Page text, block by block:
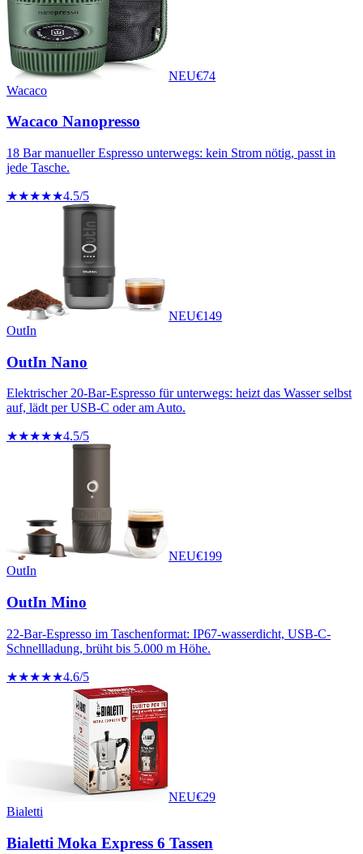
NEU€74
Wacaco
Wacaco Nanopresso
18 Bar manueller Espresso unterwegs: kein Strom nötig, passt in
jede Tasche.
★★★★★4.5/5
NEU€149
OutIn
OutIn Nano
Elektrischer 20-Bar-Espresso für unterwegs: heizt das Wasser selbst
auf, lädt per USB-C oder am Auto.
★★★★★4.5/5
NEU€199
OutIn
OutIn Mino
22-Bar-Espresso im Taschenformat: IP67-wasserdicht, USB-C-
Schnellladung, brüht bis 5.000 m Höhe.
★★★★★4.6/5
NEU€29
Bialetti
Bialetti Moka Express 6 Tassen